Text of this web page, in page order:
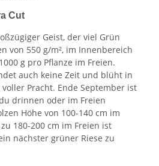
Cut
Geist, der viel Grün
von 550 g/m², im Innenbereich
g pro Pflanze im Freien.
auch keine Zeit und blüht in
Pracht. Ende September ist
drinnen oder im Freien
Höhe von 100-140 cm im
180-200 cm im Freien ist
nächster grüner Riese zu